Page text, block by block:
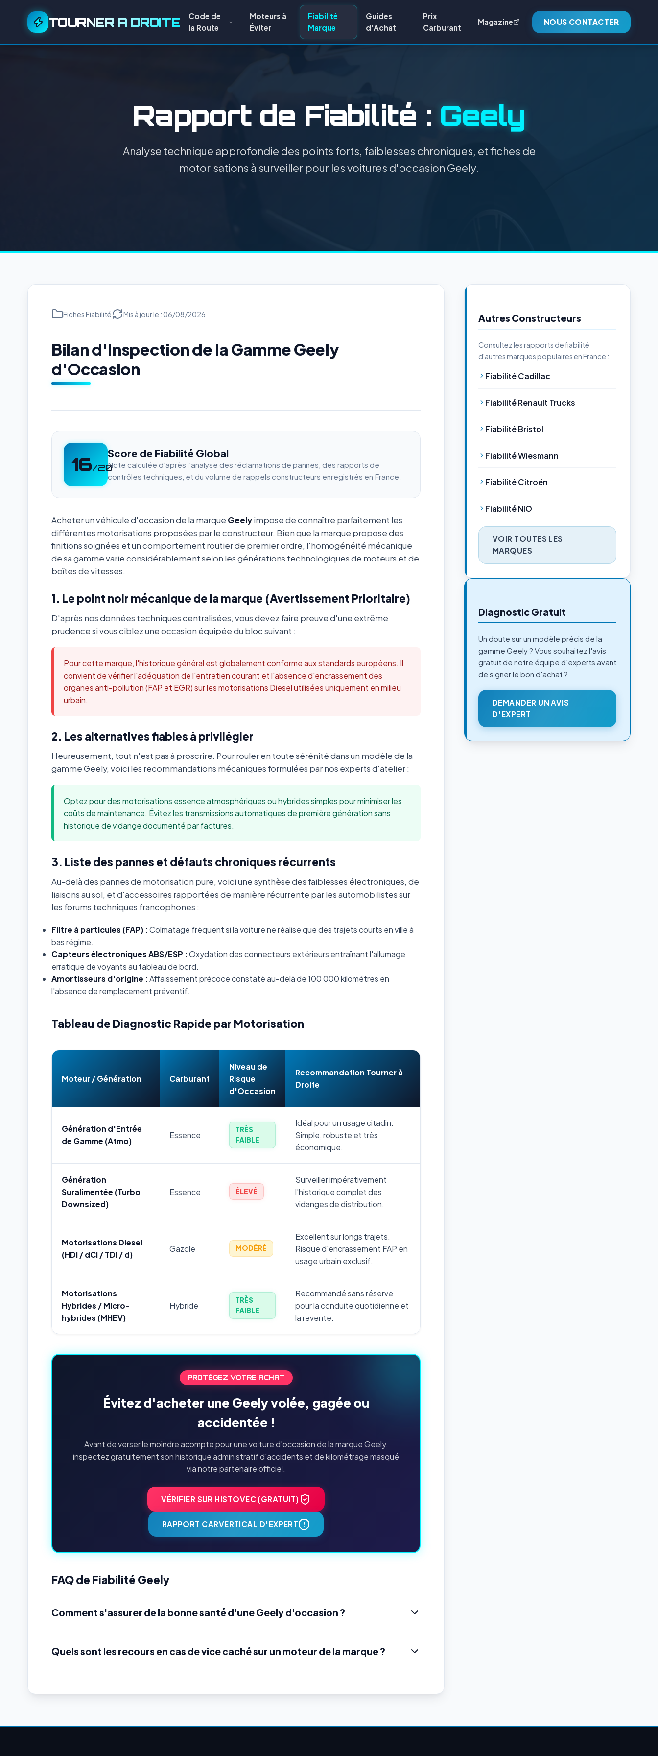
TOURNER A DROITE
Code de
la Route
Moteurs à
Éviter
Fiabilité
Marque
Guides
d'Achat
Prix
Carburant
Magazine NOUS CONTACTER
Rapport de Fiabilité : Geely
Analyse technique approfondie des points forts, faiblesses chroniques, et fiches de
motorisations à surveiller pour les voitures d'occasion Geely.
Fiches Fiabilité Mis à jour le : 06/08/2026
Bilan d'Inspection de la Gamme Geely
d'Occasion
16/20
Score de Fiabilité Global
Note calculée d'après l'analyse des réclamations de pannes, des rapports de
contrôles techniques, et du volume de rappels constructeurs enregistrés en France.
Acheter un véhicule d'occasion de la marque Geelyimpose de connaître parfaitement les
différentes motorisations proposées par le constructeur. Bien que la marque propose des
finitions soignées et un comportement routier de premier ordre, l'homogénéité mécanique
de sa gamme varie considérablement selon les générations technologiques de moteurs et de
boîtes de vitesses.
1. Le point noir mécanique de la marque (Avertissement Prioritaire)
D'après nos données techniques centralisées, vous devez faire preuve d'une extrême
prudence si vous ciblez une occasion équipée du bloc suivant :
Pour cette marque, l'historique général est globalement conforme aux standards européens. Il
convient de vérifier l'adéquation de l'entretien courant et l'absence d'encrassement des
organes anti-pollution (FAP et EGR) sur les motorisations Diesel utilisées uniquement en milieu
urbain.
2. Les alternatives fiables à privilégier
Heureusement, tout n'est pas à proscrire. Pour rouler en toute sérénité dans un modèle de la
gamme Geely, voici les recommandations mécaniques formulées par nos experts d'atelier :
Optez pour des motorisations essence atmosphériques ou hybrides simples pour minimiser les
coûts de maintenance. Évitez les transmissions automatiques de première génération sans
historique de vidange documenté par factures.
3. Liste des pannes et défauts chroniques récurrents
Au-delà des pannes de motorisation pure, voici une synthèse des faiblesses électroniques, de
liaisons au sol, et d'accessoires rapportées de manière récurrente par les automobilistes sur
les forums techniques francophones :
Filtre à particules (FAP) :Colmatage fréquent si la voiture ne réalise que des trajets courts en ville à
bas régime.
Capteurs électroniques ABS/ESP :Oxydation des connecteurs extérieurs entraînant l'allumage
erratique de voyants au tableau de bord.
Amortisseurs d'origine :Affaissement précoce constaté au-delà de 100 000 kilomètres en
l'absence de remplacement préventif.
Tableau de Diagnostic Rapide par Motorisation
Moteur / Génération Carburant
Niveau de
Risque
d'Occasion
Recommandation Tourner à
Droite
Génération d'Entrée
de Gamme (Atmo)
Essence
TRÈS
FAIBLE
Idéal pour un usage citadin.
Simple, robuste et très
économique.
Génération
Suralimentée (Turbo
Downsized)
Essence ÉLEVÉ
Surveiller impérativement
l'historique complet des
vidanges de distribution.
Motorisations Diesel
(HDi / dCi / TDI / d)
Gazole MODÉRÉ
Excellent sur longs trajets.
Risque d'encrassement FAP en
usage urbain exclusif.
Motorisations
Hybrides / Micro-
hybrides (MHEV)
Hybride
TRÈS
FAIBLE
Recommandé sans réserve
pour la conduite quotidienne et
la revente.
PROTÉGEZ VOTRE ACHAT
Évitez d'acheter une Geely volée, gagée ou
accidentée !
Avant de verser le moindre acompte pour une voiture d'occasion de la marque Geely,
inspectez gratuitement son historique administratif d'accidents et de kilométrage masqué
via notre partenaire officiel.
VÉRIFIER SUR HISTOVEC (GRATUIT)
RAPPORT CARVERTICAL D'EXPERT
FAQ de Fiabilité Geely
Comment s'assurer de la bonne santé d'une Geely d'occasion ?
Quels sont les recours en cas de vice caché sur un moteur de la marque ?
Autres Constructeurs
Consultez les rapports de fiabilité
d'autres marques populaires en France :
Fiabilité Cadillac
Fiabilité Renault Trucks
Fiabilité Bristol
Fiabilité Wiesmann
Fiabilité Citroën
Fiabilité NIO
VOIR TOUTES LES
MARQUES
Diagnostic Gratuit
Un doute sur un modèle précis de la
gamme Geely ? Vous souhaitez l'avis
gratuit de notre équipe d'experts avant
de signer le bon d'achat ?
DEMANDER UN AVIS
D'EXPERT